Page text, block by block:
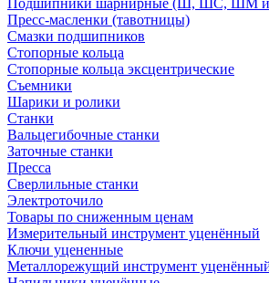
Подшипники шарнирные (Ш, ШС, ШМ и
Пресс-масленки (тавотницы)
Смазки подшипников
Стопорные кольца
Стопорные кольца эксцентрические
Съемники
Шарики и ролики
Станки
Вальцегибочные станки
Заточные станки
Пресса
Сверлильные станки
Электроточило
Товары по сниженным ценам
Измерительный инструмент уценённый
Ключи уцененные
Металлорежущий инструмент